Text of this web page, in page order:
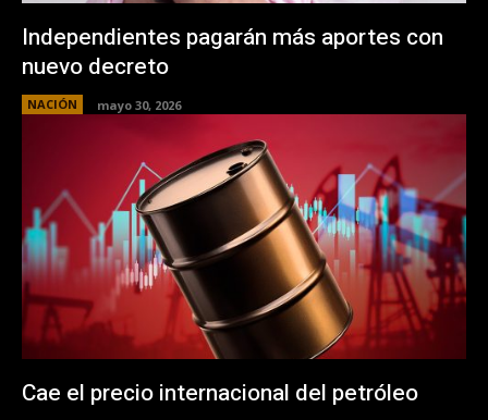
Independientes pagarán más aportes con
nuevo decreto
NACIÓN mayo 30, 2026
Cae el precio internacional del petróleo